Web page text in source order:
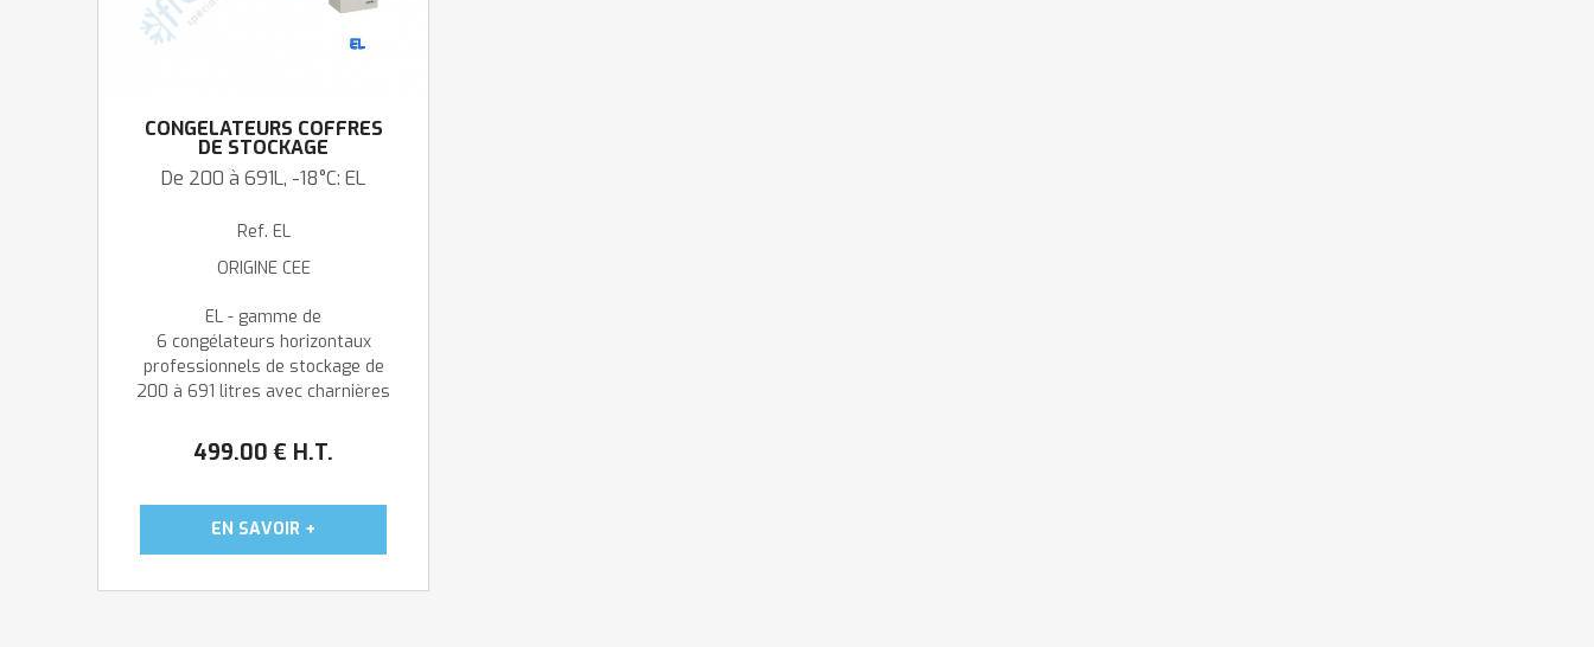
CONGÉLATEURS COFFRES
DE STOCKAGE
De 200 à 691L, -18°C: EL
Ref. EL
ORIGINE CEE
499.00 € H.T.
EL - gamme de
6 congélateurs horizontaux
professionnels de stockage de
200 à 691 litres avec charnières
paniers et fermeture à clé font
de ces congélateurs des